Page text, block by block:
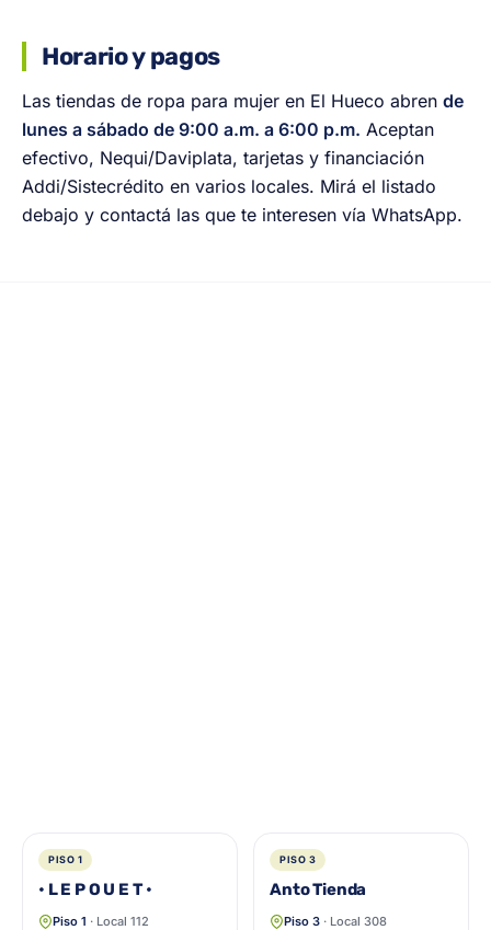
Horario y pagos
Las tiendas de ropa para mujer en El Hueco abren de
lunes a sábado de 9:00 a.m. a 6:00 p.m. Aceptan
efectivo, Nequi/Daviplata, tarjetas y financiación
Addi/Sistecrédito en varios locales. Mirá el listado
debajo y contactá las que te interesen vía WhatsApp.
PISO 1
• L E P O U E T •
Piso 1 · Local 112
PISO 3
Anto Tienda
Piso 3 · Local 308